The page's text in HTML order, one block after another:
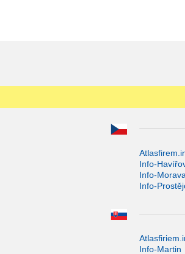
Info-
Info-Morava
Info-
Info-Martin